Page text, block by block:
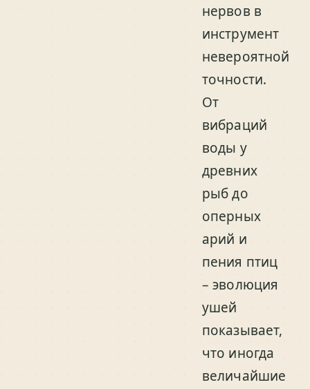
нервов в
инструмент
невероятной
точности.
От
вибраций
воды у
древних
рыб до
оперных
арий и
пения птиц
– эволюция
ушей
показывает,
что иногда
величайшие